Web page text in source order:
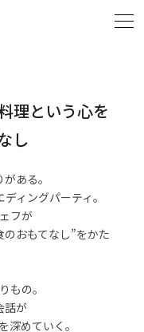
理という心を
し
ある。
ィングパーティ。
フが
おもてなし”をかた
もの。
話が
深めていく。